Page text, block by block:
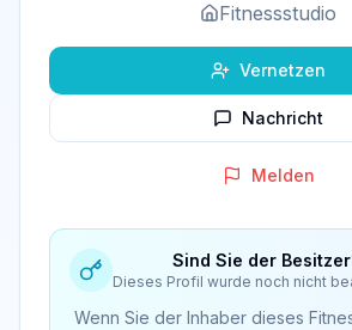
Fitnessstudio
Vernetzen
Nachricht
Melden
Sind Sie der
Dieses Profil wurde noch nicht
Wenn Sie der Inhaber dieses